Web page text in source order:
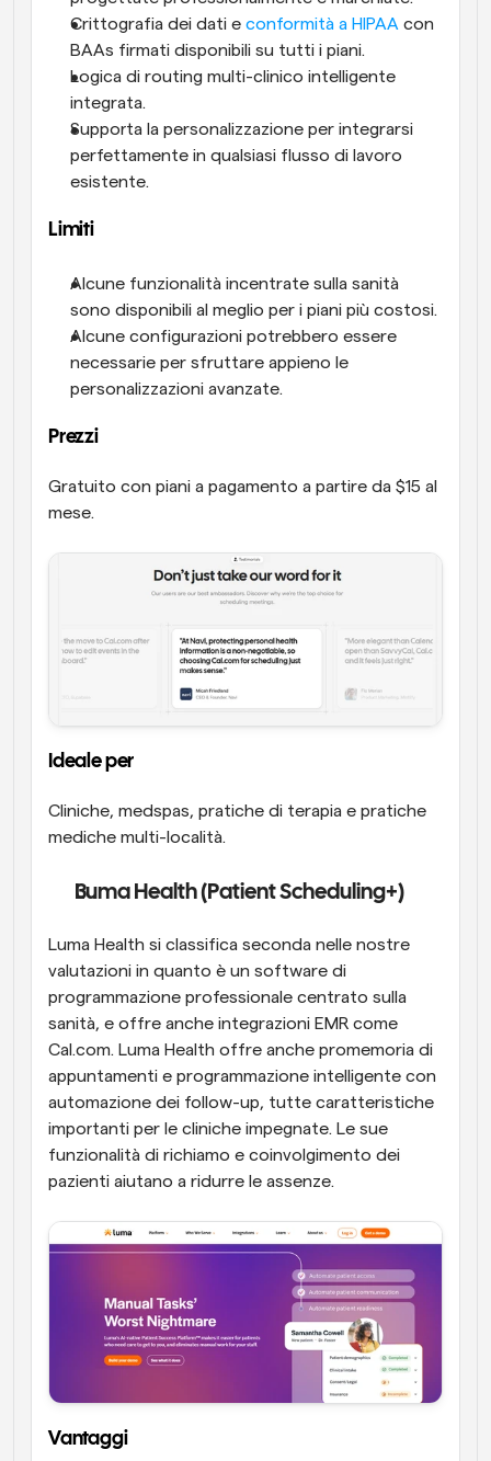
Crittografia dei dati e conformità a HIPAA con
BAAs firmati disponibili su tutti i piani.
Logica di routing multi-clinico intelligente
integrata.
Supporta la personalizzazione per integrarsi
perfettamente in qualsiasi flusso di lavoro
esistente.
Limiti
Alcune funzionalità incentrate sulla sanità
sono disponibili al meglio per i piani più costosi.
Alcune configurazioni potrebbero essere
necessarie per sfruttare appieno le
personalizzazioni avanzate.
Prezzi
Gratuito con piani a pagamento a partire da $15 al
mese.
Ideale per
Cliniche, medspas, pratiche di terapia e pratiche
mediche multi-località.
Luma Health (Patient Scheduling+)
Luma Health si classifica seconda nelle nostre
valutazioni in quanto è un software di
programmazione professionale centrato sulla
sanità, e offre anche integrazioni EMR come
Cal.com. Luma Health offre anche promemoria di
appuntamenti e programmazione intelligente con
automazione dei follow-up, tutte caratteristiche
importanti per le cliniche impegnate. Le sue
funzionalità di richiamo e coinvolgimento dei
pazienti aiutano a ridurre le assenze.
Vantaggi